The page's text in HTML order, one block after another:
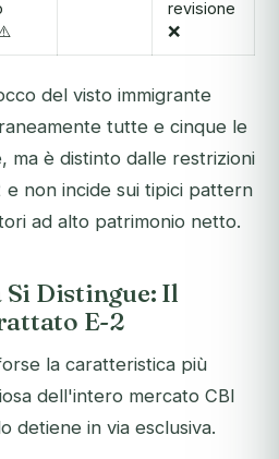
revisione
❌
del visto immigrante
tutte e cinque le
ma è distinto dalle restrizioni
e non incide sui tipici pattern
ad alto patrimonio netto.
Si Distingue: Il
E-2
la caratteristica più
dell'intero mercato CBI
detiene in via esclusiva.